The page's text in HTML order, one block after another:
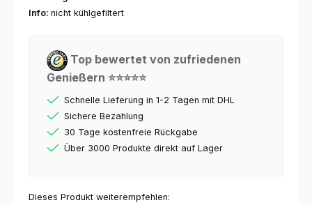
Info: nicht kühlgefiltert
Top bewertet von zufriedenen
Genießern ⭐⭐⭐⭐⭐
Schnelle Lieferung in 1-2 Tagen mit DHL
Sichere Bezahlung
30 Tage kostenfreie Rückgabe
Über 3000 Produkte direkt auf Lager
Dieses Produkt weiterempfehlen: